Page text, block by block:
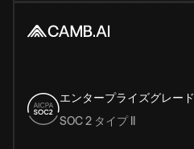
エンタープライズグレー
SOC 2 タイプ II